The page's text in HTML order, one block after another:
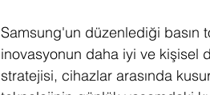
Samsung'un düzenlediği basın
inovasyonun daha iyi ve kişisel
stratejisi, cihazlar arasında